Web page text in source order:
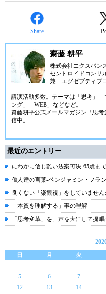
Share
齋藤 耕平
株式会社エクスバ
セントロイドコン
兼 エグゼブティブ
講演活動多数。テーマは「思考」
ング」「WEB」などなど。
齋藤耕平公式メールマガジン 「思
信中。
最近のエントリー
にわかに信じ難い法案可決-65歳ま
偉人達の言葉-ベンジャミン・フラ
良くない「楽観視」をしていません
「本質を理解する」事の理解
「思考変革」を、声を大にして提
日
月 火
5
6 7
12
13 14